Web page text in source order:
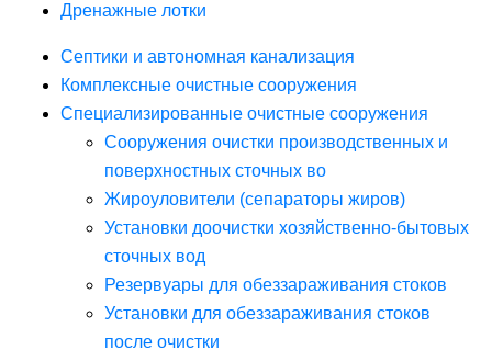
Дренажные лотки
Септики и автономная канализация
Комплексные очистные сооружения
Специализированные очистные сооружения
Сооружения очистки производственных и
поверхностных сточных во
Жироуловители (сепараторы жиров)
Установки доочистки хозяйственно-бытовых
сточных вод
Резервуары для обеззараживания стоков
Установки для обеззараживания стоков
после очистки